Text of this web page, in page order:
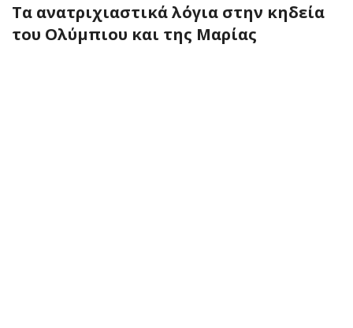
Τα ανατριχιαστικά λόγια στην κηδεία
του Ολύμπιου και της Μαρίας